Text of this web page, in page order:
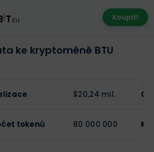
Koupit!
ke kryptoměně BTU
$20,24 mil.
tokenů 80 000 000